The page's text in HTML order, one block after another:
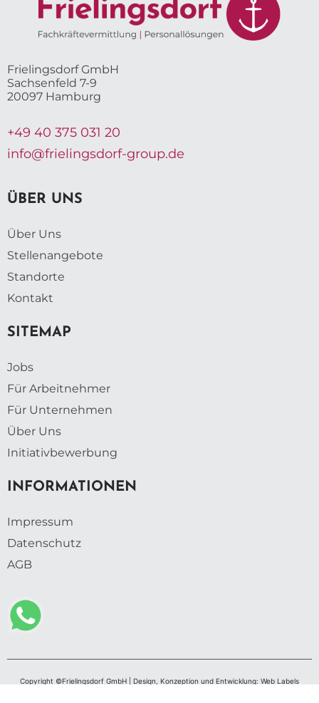
Frielingsdorf GmbH
Sachsenfeld 7-9
20097 Hamburg
+49 40 375 031 20
info@frielingsdorf-group.de
ÜBER UNS
Über Uns
Stellenangebote
Standorte
Kontakt
SITEMAP
Jobs
Für Arbeitnehmer
Für Unternehmen
Über Uns
Initiativbewerbung
INFORMATIONEN
Impressum
Datenschutz
AGB
Copyright ©Frielingsdorf GmbH | Design, Konzeption und Entwicklung: Web Labels